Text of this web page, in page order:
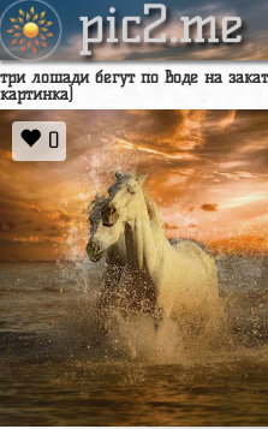
pic2.me
три лошади бегут по воде на
картинка)
0